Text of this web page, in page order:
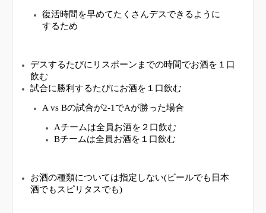
復活時間を早めてたくさんデスできるように
するため
デスするたびにリスポーンまでの時間でお酒を１口
飲む
試合に勝利するたびにお酒を１口飲む
A vs Bの試合が2-1でAが勝った場合
Aチームは全員お酒を２口飲む
Bチームは全員お酒を１口飲む
お酒の種類については指定しない(ビールでも日本
酒でもスピリタスでも)